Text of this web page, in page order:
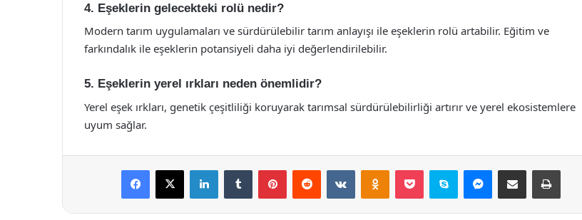
4. Eşeklerin gelecekteki rolü nedir?
Modern tarım uygulamaları ve sürdürülebilir tarım anlayışı ile eşeklerin rolü artabilir. Eğitim ve
farkındalık ile eşeklerin potansiyeli daha iyi değerlendirilebilir.
5. Eşeklerin yerel ırkları neden önemlidir?
Yerel eşek ırkları, genetik çeşitliliği koruyarak tarımsal sürdürülebilirliği artırır ve yerel ekosistemlere
uyum sağlar.
Facebook
X LinkedInTumblr PinterestReddit VKontakteOdnoklassniki
Pocket Skype Messenger
E-Posta ile paylaş Yazdır